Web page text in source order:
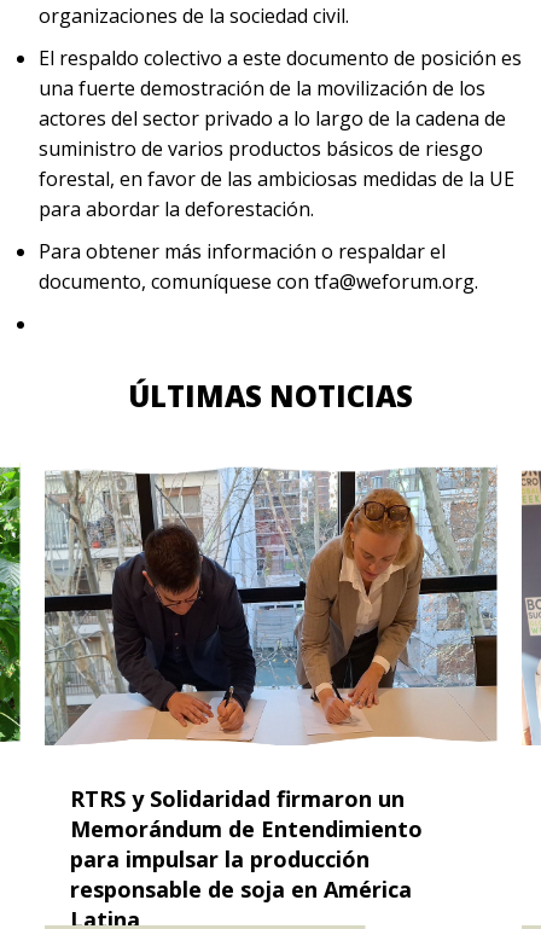
organizaciones de la sociedad civil.
El respaldo colectivo a este documento de posición es
una fuerte demostración de la movilización de los
actores del sector privado a lo largo de la cadena de
suministro de varios productos básicos de riesgo
forestal, en favor de las ambiciosas medidas de la UE
para abordar la deforestación.
Para obtener más información o respaldar el
documento, comuníquese con tfa@weforum.org.
ÚLTIMAS NOTICIAS
RTRS y Solidaridad firmaron un
Memorándum de Entendimiento
para impulsar la producción
responsable de soja en América
Latina